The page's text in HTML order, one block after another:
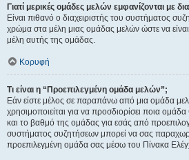
Γιατί μερικές ομάδες μελών εμφανίζονται με
Είναι πιθανό ο διαχειριστής του συστήματος
χρώμα στα μέλη μιας ομάδας μελών ώστε να
μέλη αυτής της ομάδας.
Κορυφή
Τι είναι η “Προεπιλεγμένη ομάδα μελών”;
Εάν είστε μέλος σε παραπάνω από μια ομάδα
χρησιμοποιείται για να προσδιορίσει ποια
και το βαθμό της ομάδας για εσάς από
συστήματος συζητήσεων μπορεί να σας
προεπιλεγμένη ομάδα σας μέσω του Πίνακα